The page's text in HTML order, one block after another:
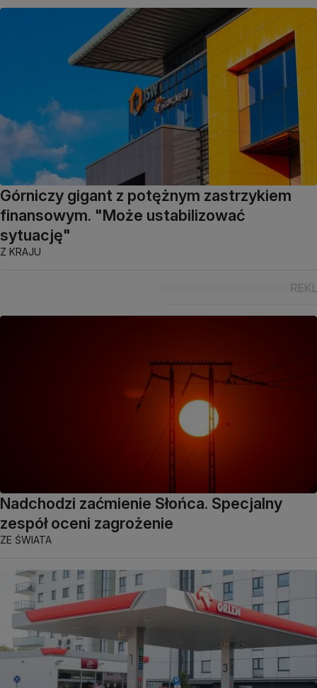
Górniczy gigant z potężnym zastrzykiem
finansowym. "Może ustabilizować
sytuację"
Z KRAJU
Nadchodzi zaćmienie Słońca. Specjalny
zespół oceni zagrożenie
ZE ŚWIATA